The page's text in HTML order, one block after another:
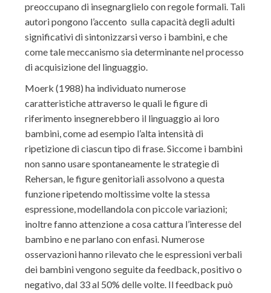
preoccupano di insegnarglielo con regole formali. Tali
autori pongono l’accento sulla capacità degli adulti
significativi di sintonizzarsi verso i bambini, e che
come tale meccanismo sia determinante nel processo
di acquisizione del linguaggio.
Moerk (1988) ha individuato numerose
caratteristiche attraverso le quali le figure di
riferimento insegnerebbero il linguaggio ai loro
bambini, come ad esempio l’alta intensità di
ripetizione di ciascun tipo di frase. Siccome i bambini
non sanno usare spontaneamente le strategie di
Rehersan, le figure genitoriali assolvono a questa
funzione ripetendo moltissime volte la stessa
espressione, modellandola con piccole variazioni;
inoltre fanno attenzione a cosa cattura l’interesse del
bambino e ne parlano con enfasi. Numerose
osservazioni hanno rilevato che le espressioni verbali
dei bambini vengono seguite da feedback, positivo o
negativo, dal 33 al 50% delle volte. Il feedback può